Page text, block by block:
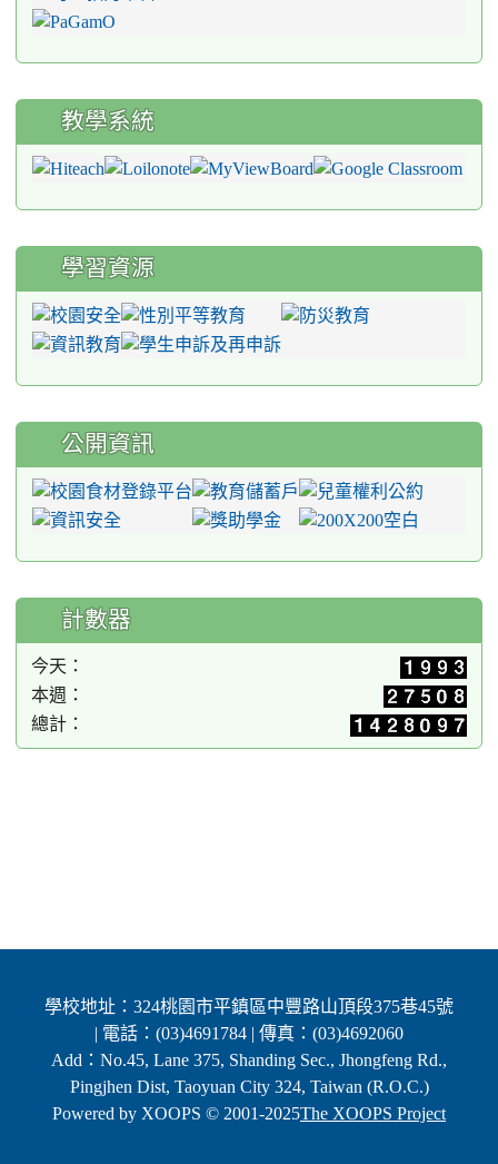
教學系統
學習資源
公開資訊
計數器
今天：
本週：
總計：
學校地址：324桃園市平鎮區中豐路山頂段375巷45號
| 電話：(03)4691784 | 傳真：(03)4692060
Add：No.45, Lane 375, Shanding Sec., Jhongfeng Rd.,
Pingjhen Dist, Taoyuan City 324, Taiwan (R.O.C.)
Powered by XOOPS © 2001-2025The XOOPS Project